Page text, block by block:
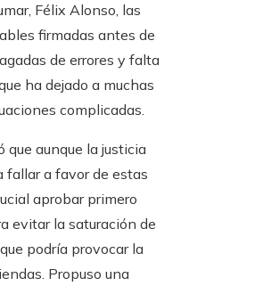
Félix Alonso, las
firmadas antes de
de errores y falta
ha dejado a muchas
complicadas.
que aunque la justicia
fallar a favor de estas
aprobar primero
evitar la saturación de
podría provocar la
Propuso una